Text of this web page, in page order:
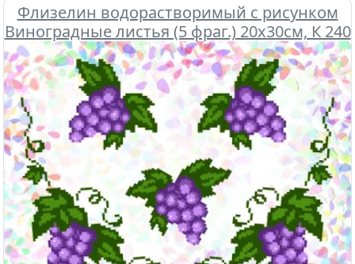
Флизелин водорастворимый с рисунком
Виноградные листья (5 фраг.) 20х30см, К 240
Confetti